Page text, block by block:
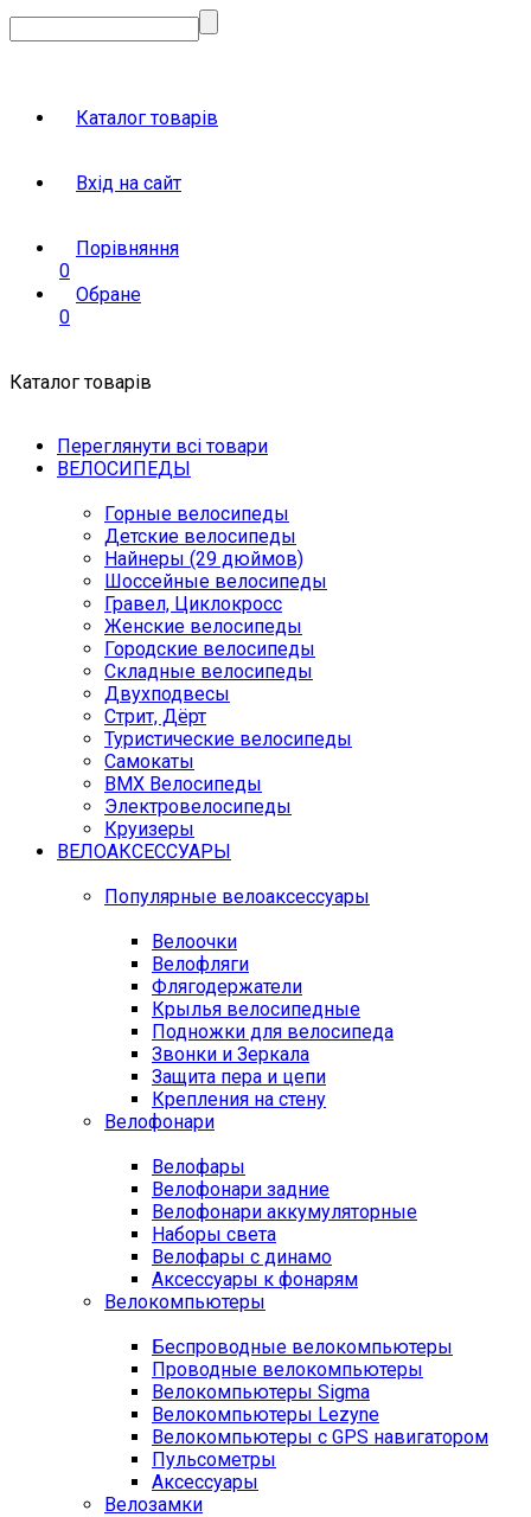
Каталог товарів
Вхід на сайт
Порівняння
0
Обране
0
Каталог товарів
Переглянути всі товари
ВЕЛОСИПЕДЫ
Горные велосипеды
Детские велосипеды
Найнеры (29 дюймов)
Шоссейные велосипеды
Гравел, Циклокросс
Женские велосипеды
Городcкие велосипеды
Складные велосипеды
Двухподвесы
Стрит, Дёрт
Туристические велосипеды
Самокаты
BMX Велосипеды
Электровелосипеды
Круизеры
ВЕЛОАКСЕССУАРЫ
Популярные велоаксессуары
Велоочки
Велофляги
Флягодержатели
Крылья велосипедные
Подножки для велосипеда
Звонки и Зеркала
Защита пера и цепи
Крепления на стену
Велофонари
Велофары
Велофонари задние
Велофонари аккумуляторные
Наборы света
Велофары с динамо
Аксессуары к фонарям
Велокомпьютеры
Беспроводные велокомпьютеры
Проводные велокомпьютеры
Велокомпьютеры Sigma
Велокомпьютеры Lezyne
Велокомпьютеры с GPS навигатором
Пульсометры
Аксессуары
Велозамки